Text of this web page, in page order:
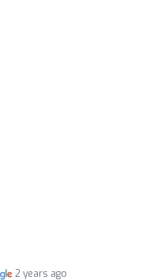
2 years ago